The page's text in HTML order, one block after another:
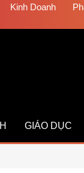
Kinh Doanh
GIÁO DỤC